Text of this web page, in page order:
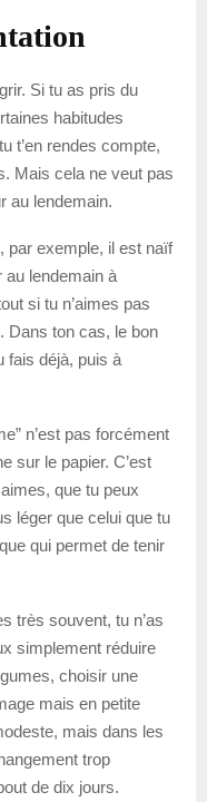
Si tu as pris du
habitudes
t’en rendes compte,
Mais cela ne veut pas
au lendemain.
par exemple, il est naïf
au lendemain à
si tu n’aimes pas
Dans ton cas, le bon
fais déjà, puis à
n’est pas forcément
sur le papier. C’est
que tu peux
léger que celui que tu
qui permet de tenir
très souvent, tu n’as
simplement réduire
choisir une
mais en petite
mais dans les
trop
de dix jours.